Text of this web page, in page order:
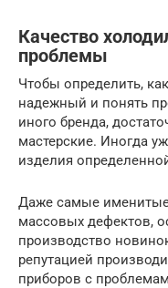
Качество
проблемы
Чтобы определить,
надежный и понять
иного бренда,
мастерские. Иногда
изделия
Даже самые
массовых дефектов,
производство
репутацией
приборов с